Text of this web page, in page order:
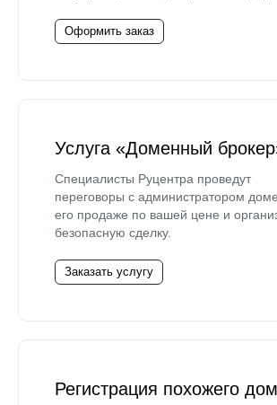
Оформить заказ
Услуга «Доменный
Специалисты Руцентра проведут
переговоры с администратором
его продаже по вашей цене и
безопасную сделку.
Заказать услугу
Регистрация похожего